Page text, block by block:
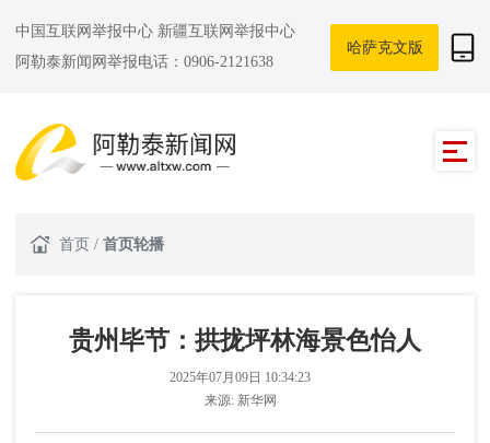
中国互联网举报中心 新疆互联网举报中心
阿勒泰新闻网举报电话：0906-2121638
哈萨克文版
首页 / 首页轮播
贵州毕节：拱拢坪林海景色怡人
2025年07月09日 10:34:23
来源: 新华网